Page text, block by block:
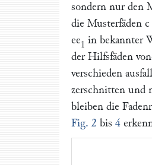
sondern nur den
die Musterfäden c
ee1 in bekannter
der Hilfsfäden
verschieden
zerschnitten und
bleiben die
Fig. 2 bis 4